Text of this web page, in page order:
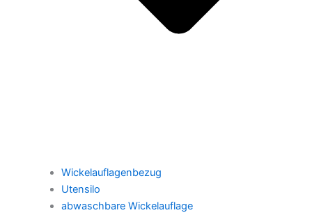
Wickelauflagenbezug
Utensilo
abwaschbare Wickelauflage